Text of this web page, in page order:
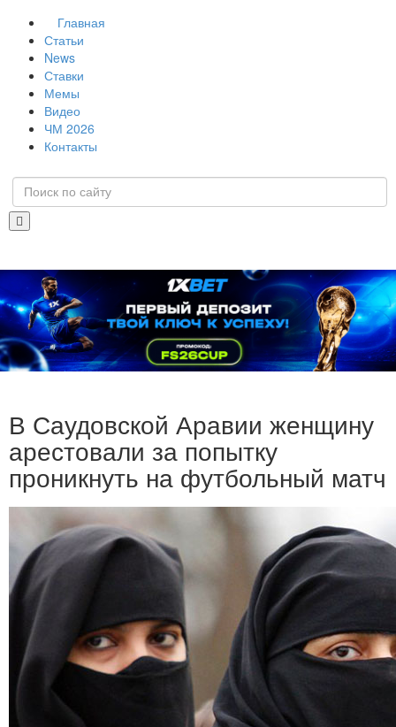
Главная
Статьи
News
Ставки
Мемы
Видео
ЧМ 2026
Контакты
В Саудовской Аравии женщину
арестовали за попытку
проникнуть на футбольный матч